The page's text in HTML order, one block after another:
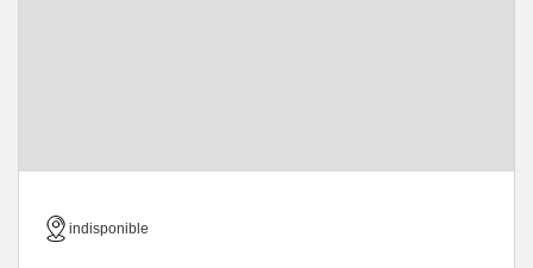
indisponible